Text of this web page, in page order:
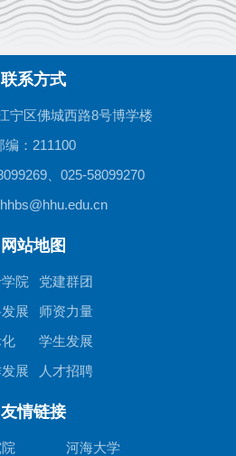
联系方式
宁区佛城西路8号博学楼
编：211100
、025-58099270
网站地图
院
党建群团
展
师资力量
学生发展
展
人才招聘
友情链接
河海大学